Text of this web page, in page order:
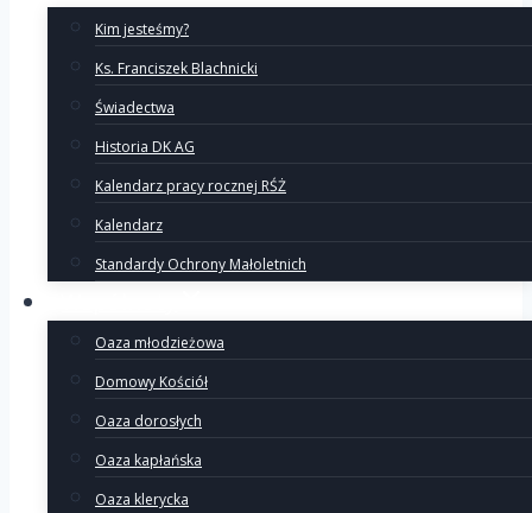
Kim jesteśmy?
Ks. Franciszek Blachnicki
Świadectwa
Historia DK AG
Kalendarz pracy rocznej RŚŻ
Kalendarz
Standardy Ochrony Małoletnich
Oaza młodzieżowa
Domowy Kościół
Oaza dorosłych
Oaza kapłańska
Oaza klerycka